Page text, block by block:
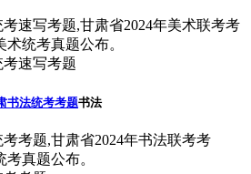
考速写考题,甘肃省2024年美术联考考
术统考真题公布。
书法统考考题书法
考题,甘肃省2024年书法联考考
考真题公布。